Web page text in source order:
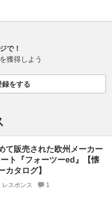
で！
獲得しよう
録をする
て販売された欧州メーカー
ト『フォーツーed』【懐
カタログ】
レスポンス 1